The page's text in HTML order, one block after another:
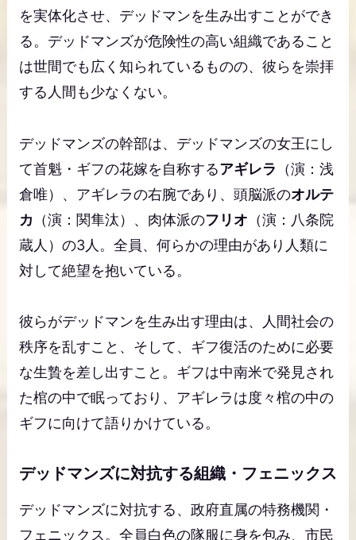
を実体化させ、デッドマンを生み出すことができ
る。デッドマンズが危険性の高い組織であること
は世間でも広く知られているものの、彼らを崇拝
する人間も少なくない。
デッドマンズの幹部は、デッドマンズの女王にし
て首魁・ギフの花嫁を自称するアギレラ （演：浅
倉唯）、アギレラの右腕であり、頭脳派のオルテ
カ （演：関隼汰）、肉体派のフリオ （演：八条院
蔵人）の3人。全員、何らかの理由があり人類に
対して絶望を抱いている。
彼らがデッドマンを生み出す理由は、人間社会の
秩序を乱すこと、そして、ギフ復活のために必要
な生贄を差し出すこと。ギフは中南米で発見され
た棺の中で眠っており、アギレラは度々棺の中の
ギフに向けて語りかけている。
デッドマンズに対抗する組織・フェニックス
デッドマンズに対抗する、政府直属の特務機関・
フェニックス。全員白色の隊服に身を包み、市民